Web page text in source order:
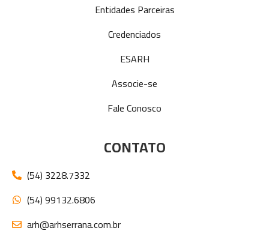
Entidades Parceiras
Credenciados
ESARH
Associe-se
Fale Conosco
CONTATO
(54) 3228.7332
(54) 99132.6806
arh@arhserrana.com.br